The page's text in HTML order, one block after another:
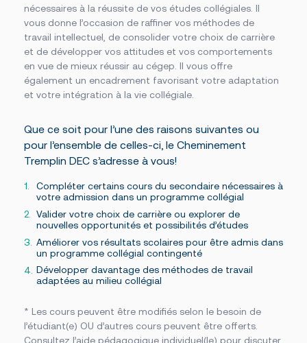
nécessaires à la réussite de vos études collégiales. Il
vous donne l’occasion de raffiner vos méthodes de
travail intellectuel, de consolider votre choix de carrière
et de développer vos attitudes et vos comportements
en vue de mieux réussir au cégep. Il vous offre
également un encadrement favorisant votre adaptation
et votre intégration à la vie collégiale.
Que ce soit pour l’une des raisons suivantes ou
pour l’ensemble de celles-ci, le Cheminement
Tremplin DEC s’adresse à vous!
Compléter certains cours du secondaire nécessaires à
votre admission dans un programme collégial
Valider votre choix de carrière ou explorer de
nouvelles opportunités et possibilités d’études
Améliorer vos résultats scolaires pour être admis dans
un programme collégial contingenté
Développer davantage des méthodes de travail
adaptées au milieu collégial
* L es cours peuvent être modifiés selon le besoin de
l’étudiant(e) OU d’autres cours peuvent être offerts.
Consultez l’aide pédagogique individuel(le) pour discuter